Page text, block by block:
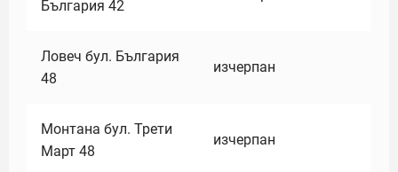
България 42
Ловеч бул. България
48
изчерпан
Монтана бул. Трети
Март 48
изчерпан